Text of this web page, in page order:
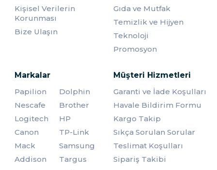
Köpük bant
: Köpük bant, bir yüzeyin diğerine
için kullanılmaktadır. Bu bant türü, düzgün bir yüzey
elde etmek için iki yüzeyin arasındaki boşluğu
: Renkli bant, özellikle evrak, dosya ve
kullanılmaktadır. Renkli bantlar, farklı renklerde ve
desenlerde gelir ve evrakların kolayca tanınmasını
sağlar.
Ofislerde kullanılan bantlar, ihtiyaçlara göre farklı
şekillerde ve boyutlarda gelir.
OfisMaster Kesici çeşitleri
OfisMaster, ofislerin kesici ihtiyacına yönelik farklı
Kişisel Verilerin
Korunması
Bize Ulaşın
Gıda ve Mutfak
Temizlik ve Hijyen
Teknoloji
Promosyon
Markalar
Papilion
Dolphin
Nescafe
Brother
Logitech
HP
Canon
TP-Link
Mack
Samsung
Addison
Targus
Müşteri Hizmetleri
Garanti ve İade Koşulları
Havale Bildirim Formu
Kargo Takip
Sıkça Sorulan Sorular
Teslimat Koşulları
Sipariş Takibi